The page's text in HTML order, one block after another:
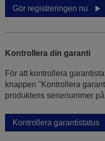
Gör registreringen nu
Kontrollera din garanti
För att kontrollera
knappen "Kontrollera
produktens serienummer
Kontrollera garantistatus